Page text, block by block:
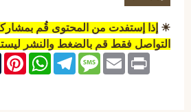
☀ إذا إستفدت من المحتوى قُم
التواصل فقط قم بالضغط والنشر
WhatsAppTelegramMessageEmail Print